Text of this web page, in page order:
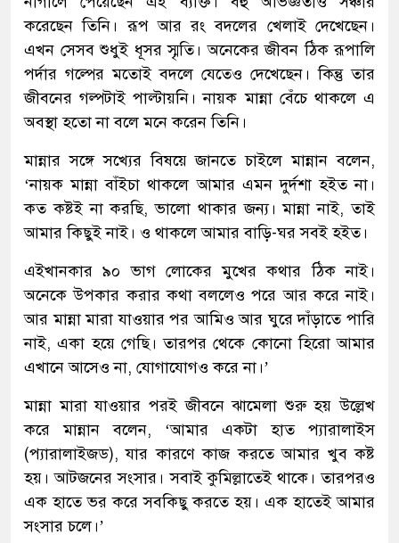
করেছেন তিনি। রূপ আর রং বদলের খেলাই দেখেছেন।
এখন সেসব শুধুই ধূসর স্মৃতি। অনেকের জীবন ঠিক রূপালি
পর্দার গল্পের মতোই বদলে যেতেও দেখেছেন। কিন্তু তার
জীবনের গল্পটাই পাল্টায়নি। নায়ক মান্না বেঁচে থাকলে এ
অবস্থা হতো না বলে মনে করেন তিনি।
মান্নার সঙ্গে সখ্যের বিষয়ে জানতে চাইলে মান্নান বলেন,
‘নায়ক মান্না বাঁইচা থাকলে আমার এমন দুর্দশা হইত না।
কত কষ্টই না করছি, ভালো থাকার জন্য। মান্না নাই, তাই
আমার কিছুই নাই। ও থাকলে আমার বাড়ি-ঘর সবই হইত।
এইখানকার ৯০ ভাগ লোকের মুখের কথার ঠিক নাই।
অনেকে উপকার করার কথা বললেও পরে আর করে নাই।
আর মান্না মারা যাওয়ার পর আমিও আর ঘুরে দাঁড়াতে পারি
নাই, একা হয়ে গেছি। তারপর থেকে কোনো হিরো আমার
এখানে আসেও না, যোগাযোগও করে না।’
মান্না মারা যাওয়ার পরই জীবনে ঝামেলা শুরু হয় উল্লেখ
করে মান্নান বলেন, ‘আমার একটা হাত প্যারালাইস
(প্যারালাইজড), যার কারণে কাজ করতে আমার খুব কষ্ট
হয়। আটজনের সংসার। সবাই কুমিল্লাতেই থাকে। তারপরও
এক হাতে ভর করে সবকিছু করতে হয়। এক হাতেই আমার
সংসার চলে।’